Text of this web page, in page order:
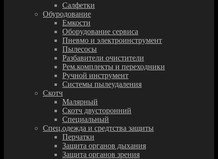
Салфетки
Обуродование
Емкости
Оборудование сервиса
Пневмо и электроинструмент
Пылесосы
Разбавители очистители
Рем.комплекты и переходники
Ручной инструмент
Системы пылеудаления
Скотч
Малярный
Скотч двусторонний
Специальный
Спец.одежда и средтства защиты
Перчатки
Защита органов дыхания
Защита органов зрения